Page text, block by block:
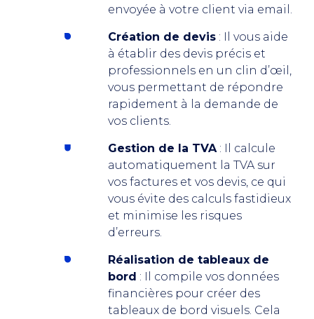
envoyée à votre client via email.
Création de devis : Il vous aide
à établir des devis précis et
professionnels en un clin d’œil,
vous permettant de répondre
rapidement à la demande de
vos clients.
Gestion de la TVA: Il calcule
automatiquement la TVA sur
vos factures et vos devis, ce qui
vous évite des calculs fastidieux
et minimise les risques
d’erreurs.
Réalisation de tableaux de
bord : Il compile vos données
financières pour créer des
tableaux de bord visuels. Cela